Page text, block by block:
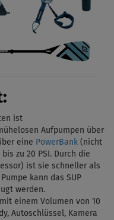
ist
Aufpumpen über
eine PowerBank (nicht
zu 20 PSI. Durch die
ist sie schneller als
kann das SUP
werden.
einem Volumen von 10
Autoschlüssel, Kamera